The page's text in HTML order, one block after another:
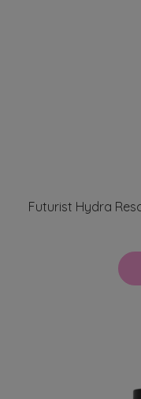
Futurist Hydra